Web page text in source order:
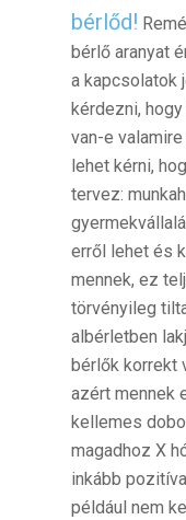
bérlőd!
bérlő aranyat
a kapcsolatok
kérdezni,
van-e
lehet kérni,
tervez:
erről lehet és
mennek, ez
törvényileg
albérletben
bérlők korrekt
azért mennek
kellemes
magadhoz X
inkább
például nem